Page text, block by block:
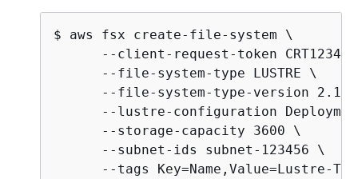
$ aws fsx create-file-system \
      --client-request-token CRT1234 \
      --file-system-type LUSTRE \
--file-system-type-version 2.12
--lustre-configuration
      --storage-capacity 3600 \
      --subnet-ids subnet-123456 \
--tags Key=Name,Value=Lustre-